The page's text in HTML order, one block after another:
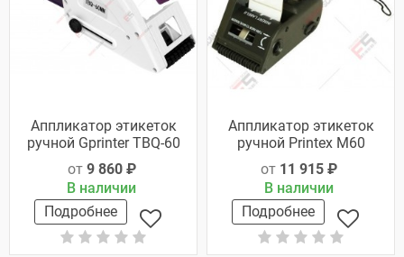
Аппликатор этикеток
ручной Gprinter TBQ-60
от 9 860 ₽
В наличии
Подробнее
Аппликатор этикеток
ручной Рrintex М60
от 11 915 ₽
В наличии
Подробнее